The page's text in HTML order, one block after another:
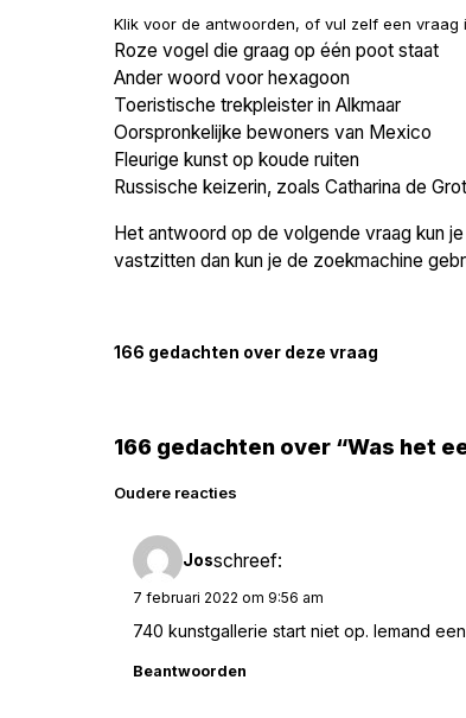
Klik voor de antwoorden, of vul zelf een vraag
Roze vogel die graag op één poot staat
Ander woord voor hexagoon
Toeristische trekpleister in Alkmaar
Oorspronkelijke bewoners van Mexico
Fleurige kunst op koude ruiten
Russische keizerin, zoals Catharina de
Het antwoord op de volgende vraag kun
vastzitten dan kun je de zoekmachine
166 gedachten over deze vraag
166 gedachten over “Was het
Reacties
navigatie
Oudere reacties
Josschreef:
7 februari 2022 om 9:56 am
740 kunstgallerie start niet op. Iemand
Beantwoorden